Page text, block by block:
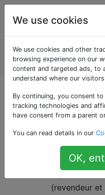
de
«passat»
Je veux
(revendeur
We use cookies
We use cookies and other
browsing experience on our
content and targeted ads, to
understand where our
By continuing, you consent
tracking technologies and
have consent from a parent
You can read details in our
OK,